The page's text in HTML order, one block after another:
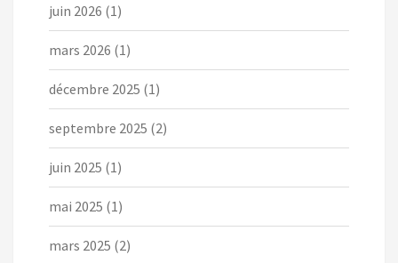
juin 2026 (1)
mars 2026 (1)
décembre 2025 (1)
septembre 2025 (2)
juin 2025 (1)
mai 2025 (1)
mars 2025 (2)